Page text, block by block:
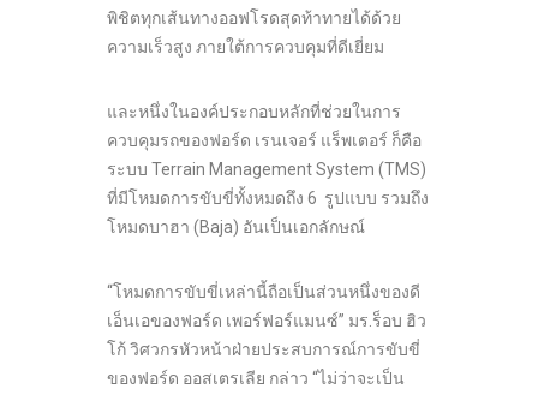
พิชิตทุกเส้นทางออฟโรดสุดท้าทายได้ด้วย
ความเร็วสูง ภายใต้การควบคุมที่ดีเยี่ยม
และหนึ่งในองค์ประกอบหลักที่ช่วยในการ
ควบคุมรถของฟอร์ด เรนเจอร์ แร็พเตอร์ ก็คือ
ระบบ Terrain Management System (TMS)
ที่มีโหมดการขับขี่ทั้งหมดถึง 6 รูปแบบ รวมถึง
โหมดบาฮา (Baja) อันเป็นเอกลักษณ์
“โหมดการขับขี่เหล่านี้ถือเป็นส่วนหนึ่งของดี
เอ็นเอของฟอร์ด เพอร์ฟอร์แมนซ์” มร.ร็อบ ฮิว
โก้ วิศวกรหัวหน้าฝ่ายประสบการณ์การขับขี่
ของฟอร์ด ออสเตรเลีย กล่าว “ไม่ว่าจะเป็น